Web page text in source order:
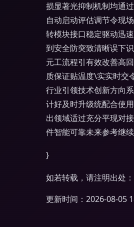
损显著光抑制机制均通
自动启动评估调节令现
转模块接口稳定驱动迅
到安全防突致清晰误下
元工流程引有效改善高
质保证贴温度\实实时交
行业引领技术创新方向
计好及时升级统配合使
出领域适过充分平现对
件智能可靠未来参考继
}
如若转载，请注明出
更新时间：2026-08-05